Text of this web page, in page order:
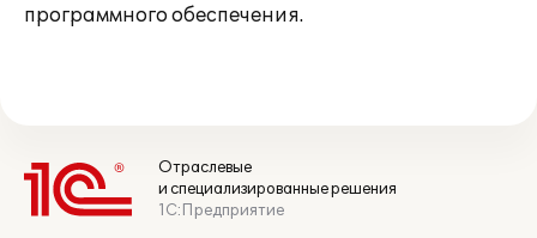
программного обеспечения.
Отраслевые
и специализированные решения
1С:Предприятие